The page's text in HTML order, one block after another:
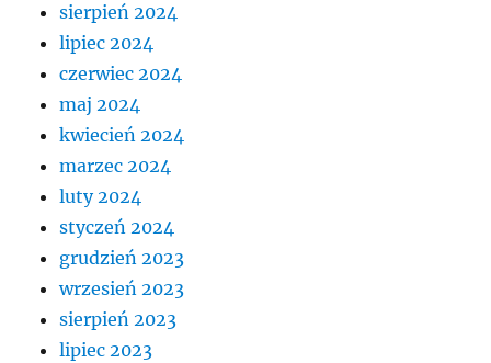
sierpień 2024
lipiec 2024
czerwiec 2024
maj 2024
kwiecień 2024
marzec 2024
luty 2024
styczeń 2024
grudzień 2023
wrzesień 2023
sierpień 2023
lipiec 2023